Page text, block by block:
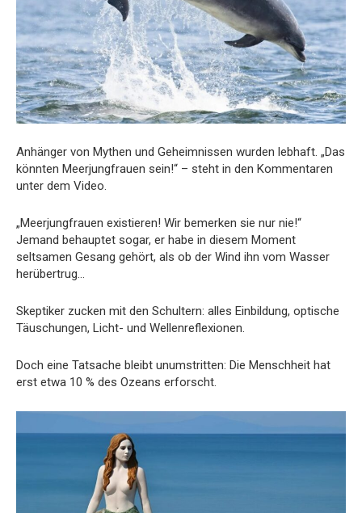
Anhänger von Mythen und Geheimnissen wurden lebhaft. „Das
könnten Meerjungfrauen sein!“ – steht in den Kommentaren
unter dem Video.
„Meerjungfrauen existieren! Wir bemerken sie nur nie!“
Jemand behauptet sogar, er habe in diesem Moment
seltsamen Gesang gehört, als ob der Wind ihn vom Wasser
herübertrug…
Skeptiker zucken mit den Schultern: alles Einbildung, optische
Täuschungen, Licht- und Wellenreflexionen.
Doch eine Tatsache bleibt unumstritten: Die Menschheit hat
erst etwa 10 % des Ozeans erforscht.